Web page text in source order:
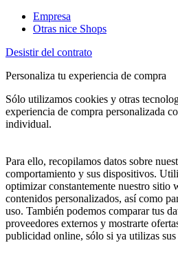
Empresa
Otras nice Shops
Desistir del contrato
Personaliza tu experiencia de compra
Sólo utilizamos cookies y otras
experiencia de compra personalizada
individual.
Para ello, recopilamos datos sobre
comportamiento y sus dispositivos.
optimizar constantemente nuestro sitio
contenidos personalizados, así como
uso. También podemos comparar tus
proveedores externos y mostrarte
publicidad online, sólo si ya utilizas sus